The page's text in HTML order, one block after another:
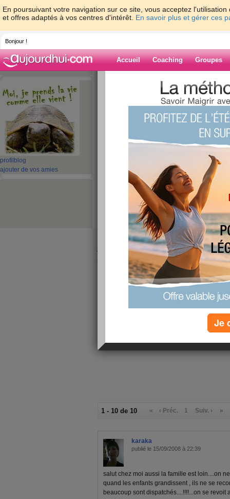
En poursuivant votre navigation sur ce site, vous acceptez
et offres adaptés à vos centres d'intérêt. En savoir plus et gérer ces
Bonjour !
Accueil Coaching Groupes
profil blog
ajouter de vos amies
> > j'suis rentree
Blog de frasy
j'suis rentree !!!
bon me voila rentree de mon
tout c'est bien passer comme
amuser et mon ptit avant de partir
cousin il etait bien a jouer avec lui
famille est loin mais c'est comme ca
je viens de finir les lecons et
pour une nouvelle semaine ! qui
reunion demain au college et
vais avoir chaud !!!!
allez je vous laisse car j'ai du linge
1 - 10 de 10 « ‹ Préc. 1 Suiv. › »
karaka
publié le 15/09/2008 à 22:39
salut chez moi aussi la famille est loin....on
quand les enfants grandissent , ils ne se
beaucoup sont dispatchés....!!!!...on se revoit
Je